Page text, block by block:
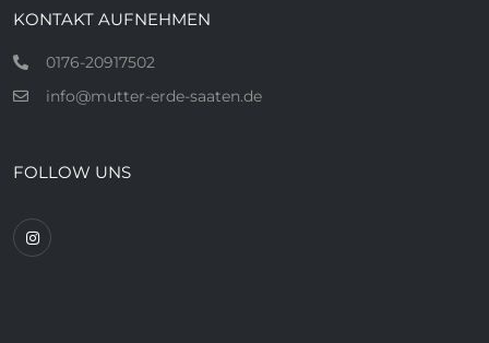
KONTAKT AUFNEHMEN
0176-20917502
info@mutter-erde-saaten.de
FOLLOW UNS